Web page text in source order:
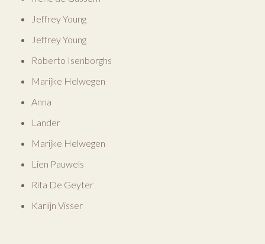
Jeffrey Young
Jeffrey Young
Roberto Isenborghs
Marijke Helwegen
Anna
Lander
Marijke Helwegen
Lien Pauwels
Rita De Geyter
Karlijn Visser